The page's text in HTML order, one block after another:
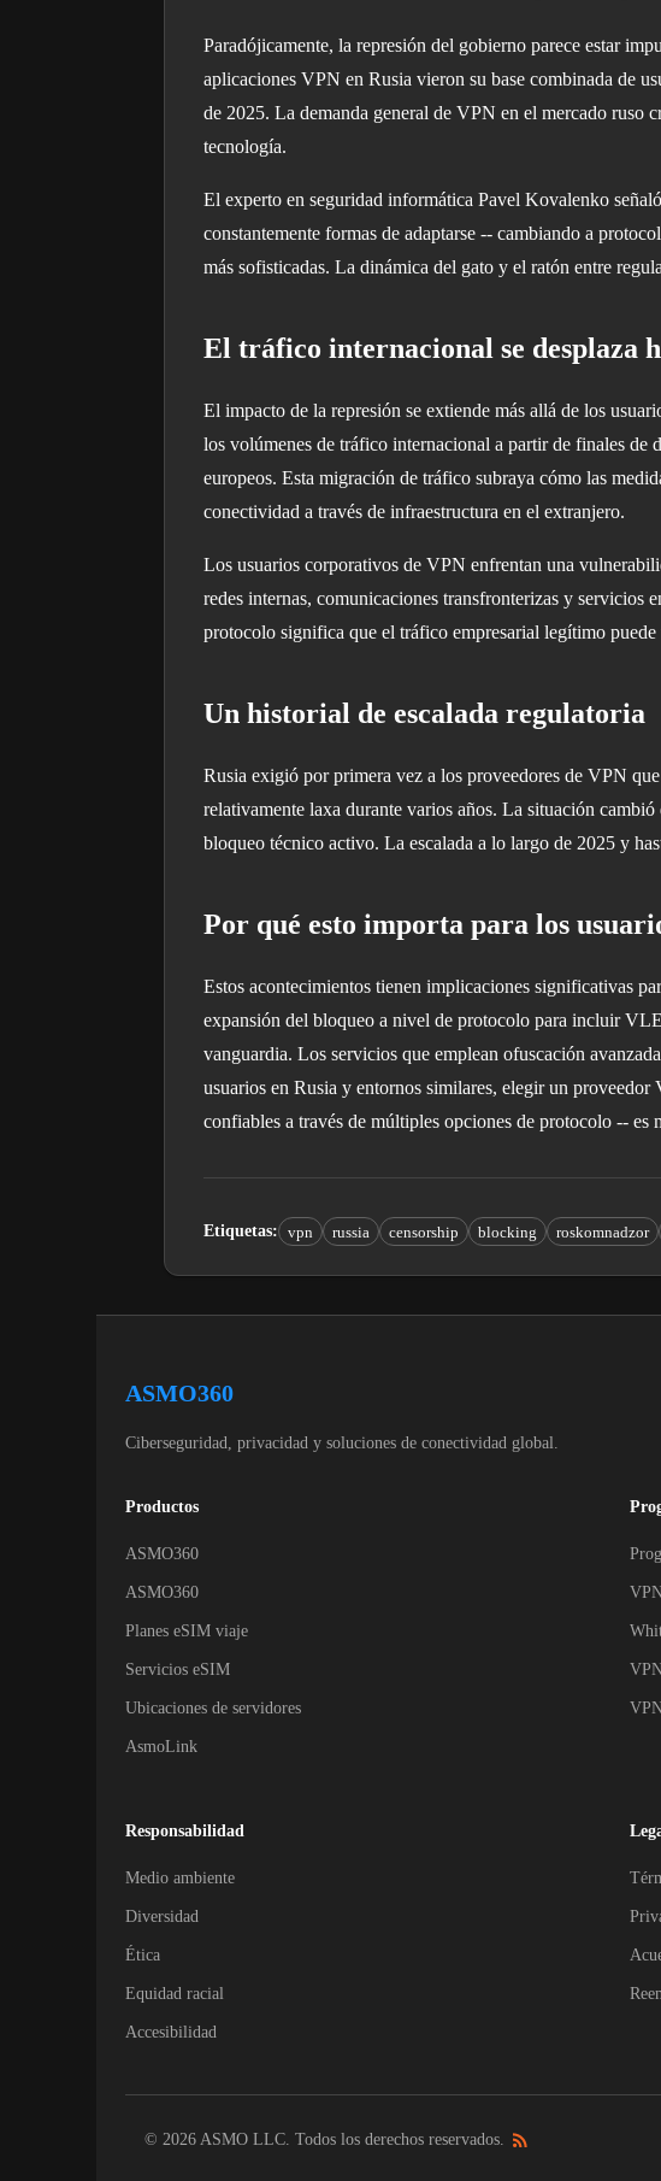
Paradójicamente, la represión del gobierno parece estar
aplicaciones VPN en Rusia vieron su base combinada de
de 2025. La demanda general de VPN en el mercado ruso
tecnología.
El experto en seguridad informática Pavel Kovalenko
constantemente formas de adaptarse -- cambiando a
más sofisticadas. La dinámica del gato y el ratón entre
El tráfico internacional se desplaza
El impacto de la represión se extiende más allá de los
los volúmenes de tráfico internacional a partir de finales de
europeos. Esta migración de tráfico subraya cómo las
conectividad a través de infraestructura en el extranjero.
Los usuarios corporativos de VPN enfrentan una
redes internas, comunicaciones transfronterizas y servicios
protocolo significa que el tráfico empresarial legítimo
Un historial de escalada regulatoria
Rusia exigió por primera vez a los proveedores de VPN
relativamente laxa durante varios años. La situación
bloqueo técnico activo. La escalada a lo largo de 2025 y
Por qué esto importa para los
Estos acontecimientos tienen implicaciones significativas
expansión del bloqueo a nivel de protocolo para incluir
vanguardia. Los servicios que emplean ofuscación
usuarios en Rusia y entornos similares, elegir un
confiables a través de múltiples opciones de protocolo -- es
Etiquetas: vpn russia censorship blocking roskomnadzor
ASMO360
Ciberseguridad, privacidad y soluciones de conectividad global.
Productos
ASMO360
ASMO360
Planes eSIM viaje
Servicios eSIM
Ubicaciones de servidores
AsmoLink
Responsabilidad
Medio ambiente
Diversidad
Ética
Equidad racial
Accesibilidad
© 2026 ASMO LLC. Todos los derechos reservados.